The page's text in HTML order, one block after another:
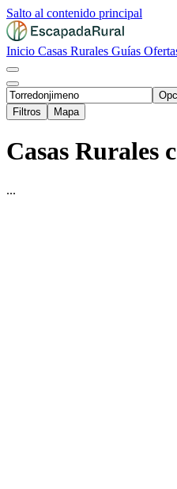
Salto al contenido principal
Inicio Casas Rurales Guías
Filtros
Mapa
Casas Rurales
...